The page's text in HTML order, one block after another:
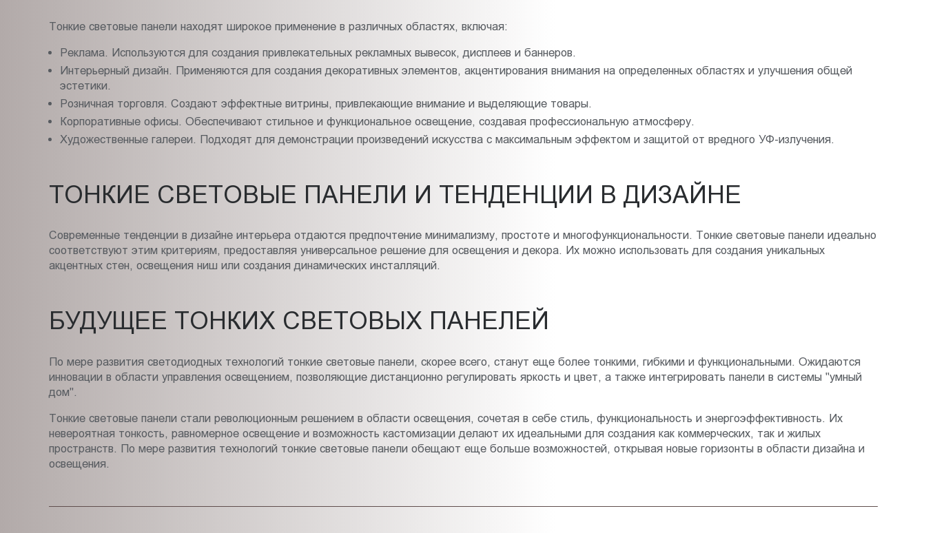
Тонкие световые панели находят широкое применение в различных областях, включая:
Реклама. Используются для создания привлекательных рекламных вывесок, дисплеев и баннеров.
Интерьерный дизайн. Применяются для создания декоративных элементов, акцентирования внимания на определенных областях и улучшения общей
эстетики.
Розничная торговля. Создают эффектные витрины, привлекающие внимание и выделяющие товары.
Корпоративные офисы. Обеспечивают стильное и функциональное освещение, создавая профессиональную атмосферу.
Художественные галереи. Подходят для демонстрации произведений искусства с максимальным эффектом и защитой от вредного УФ-излучения.
ТОНКИЕ СВЕТОВЫЕ ПАНЕЛИ И ТЕНДЕНЦИИ В ДИЗАЙНЕ
Современные тенденции в дизайне интерьера отдаются предпочтение минимализму, простоте и многофункциональности. Тонкие световые панели идеально
соответствуют этим критериям, предоставляя универсальное решение для освещения и декора. Их можно использовать для создания уникальных
акцентных стен, освещения ниш или создания динамических инсталляций.
БУДУЩЕЕ ТОНКИХ СВЕТОВЫХ ПАНЕЛЕЙ
По мере развития светодиодных технологий тонкие световые панели, скорее всего, станут еще более тонкими, гибкими и функциональными. Ожидаются
инновации в области управления освещением, позволяющие дистанционно регулировать яркость и цвет, а также интегрировать панели в системы "умный
дом".
Тонкие световые панели стали революционным решением в области освещения, сочетая в себе стиль, функциональность и энергоэффективность. Их
невероятная тонкость, равномерное освещение и возможность кастомизации делают их идеальными для создания как коммерческих, так и жилых
пространств. По мере развития технологий тонкие световые панели обещают еще больше возможностей, открывая новые горизонты в области дизайна и
освещения.